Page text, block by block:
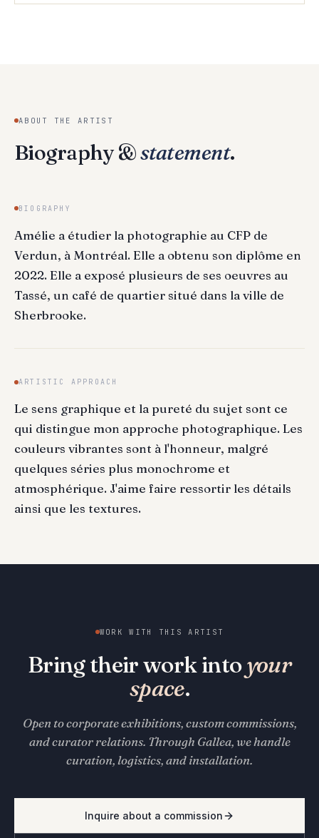
ABOUT THE ARTIST
Biography &statement.
BIOGRAPHY
Amélie a étudier la photographie au CFP de
Verdun, à Montréal. Elle a obtenu son diplôme en
2022. Elle a exposé plusieurs de ses oeuvres au
Tassé, un café de quartier situé dans la ville de
Sherbrooke.
ARTISTIC APPROACH
Le sens graphique et la pureté du sujet sont ce
qui distingue mon approche photographique. Les
couleurs vibrantes sont à l'honneur, malgré
quelques séries plus monochrome et
atmosphérique. J'aime faire ressortir les détails
ainsi que les textures.
WORK WITH THIS ARTIST
Bring their work intoyour
space.
Open to corporate exhibitions, custom commissions,
and curator relations. Through Gallea, we handle
curation, logistics, and installation.
Inquire about a commission